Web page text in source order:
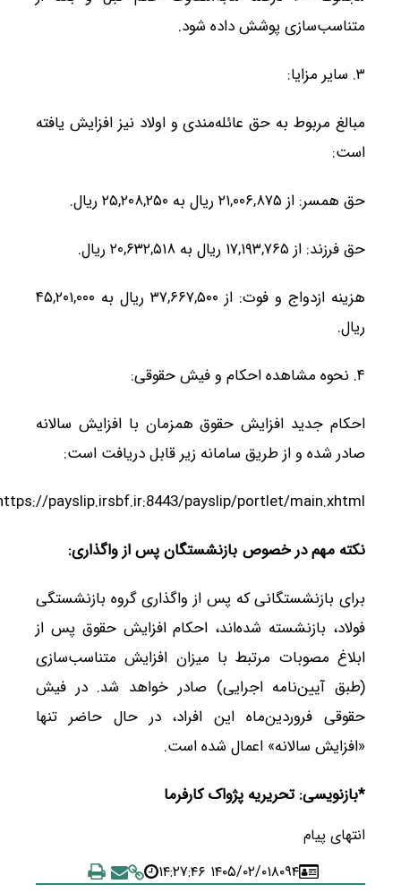
متناسب‌سازی پوشش داده شود.
۳. سایر مزایا:
مبالغ مربوط به حق عائله‌مندی و اولاد نیز افزایش یافته
است:
حق همسر: از ۲۱,۰۰۶,۸۷۵ ریال به ۲۵,۲۰۸,۲۵۰ ریال.
حق فرزند: از ۱۷,۱۹۳,۷۶۵ ریال به ۲۰,۶۳۲,۵۱۸ ریال.
هزینه ازدواج و فوت: از ۳۷,۶۶۷,۵۰۰ ریال به ۴۵,۲۰۱,۰۰۰
ریال.
۴. نحوه مشاهده احکام و فیش حقوقی:
احکام جدید افزایش حقوق همزمان با افزایش سالانه
صادر شده و از طریق سامانه زیر قابل دریافت است:
https://payslip.irsbf.ir:8443/payslip/portlet/main.xhtml
نکته مهم در خصوص بازنشستگان پس از واگذاری:
برای بازنشستگانی که پس از واگذاری گروه بازنشستگی
فولاد، بازنشسته شده‌اند، احکام افزایش حقوق پس از
ابلاغ مصوبات مرتبط با میزان افزایش متناسب‌سازی
(طبق آیین‌نامه اجرایی) صادر خواهد شد. در فیش
حقوقی فروردین‌ماه این افراد، در حال حاضر تنها
«افزایش سالانه» اعمال شده است.
*بازنویسی: تحریریه پژواک کارفرما
انتهای پیام
۸۰۹۴۱۴۰۵/۰۲/۰۱ ۱۴:۲۷:۴۶